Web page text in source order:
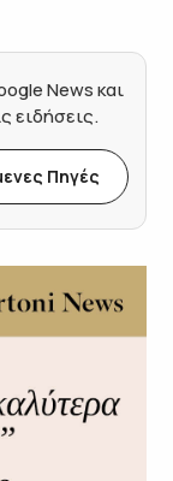
News και
ειδήσεις.
Πηγές